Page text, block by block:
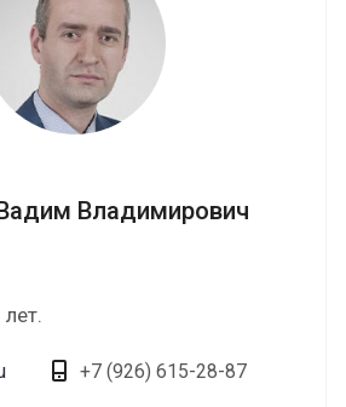
Владимирович
+7 (926) 615-28-87